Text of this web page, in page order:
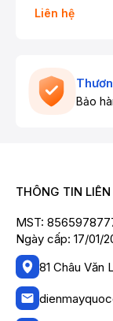
Liên hệ
Bảo
THÔNG TIN LIÊN
MST:
Ngày cấp: 17/01/
81 Châu Văn